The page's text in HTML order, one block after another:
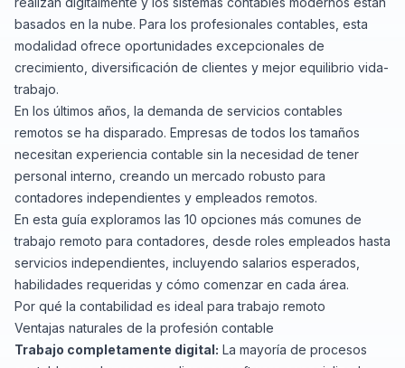
basados en la nube. Para los profesionales contables, esta
modalidad ofrece oportunidades excepcionales de
crecimiento, diversificación de clientes y mejor equilibrio vida-
trabajo.
En los últimos años, la demanda de servicios contables
remotos se ha disparado. Empresas de todos los tamaños
necesitan experiencia contable sin la necesidad de tener
personal interno, creando un mercado robusto para
contadores independientes y empleados remotos.
En esta guía exploramos las 10 opciones más comunes de
trabajo remoto para contadores, desde roles empleados hasta
servicios independientes, incluyendo salarios esperados,
habilidades requeridas y cómo comenzar en cada área.
Por qué la contabilidad es ideal para trabajo remoto
Ventajas naturales de la profesión contable
Trabajo completamente digital: La mayoría de procesos